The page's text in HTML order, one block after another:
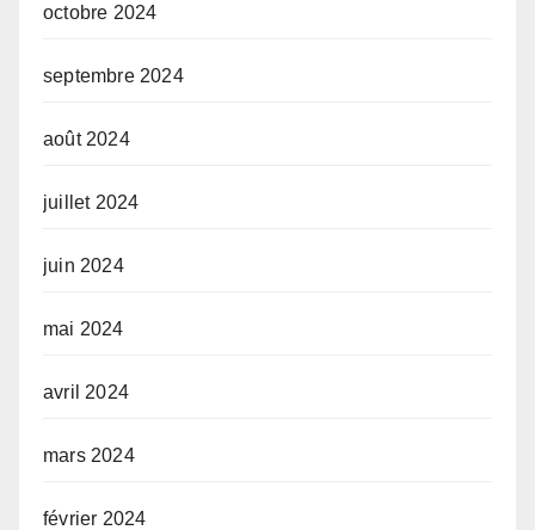
octobre 2024
septembre 2024
août 2024
juillet 2024
juin 2024
mai 2024
avril 2024
mars 2024
février 2024